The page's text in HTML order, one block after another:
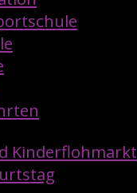
Kinderflohmarkt